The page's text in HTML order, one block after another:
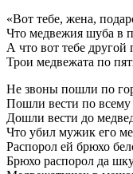
«Вот тебе, жена,
Что медвежия шуба в
А что вот тебе другой
Трои медвежата по
Не звоны пошли по
Пошли вести по всему
Дошли вести до
Что убил мужик его
Распорол ей брюхо
Брюхо распорол да